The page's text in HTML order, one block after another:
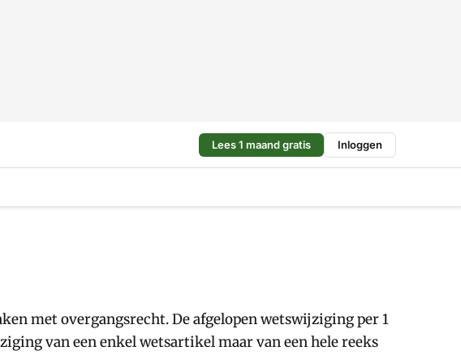
Lees 1 maand gratis Inloggen
met overgangsrecht. De afgelopen wetswijziging per 1
van een enkel wetsartikel maar van een hele reeks